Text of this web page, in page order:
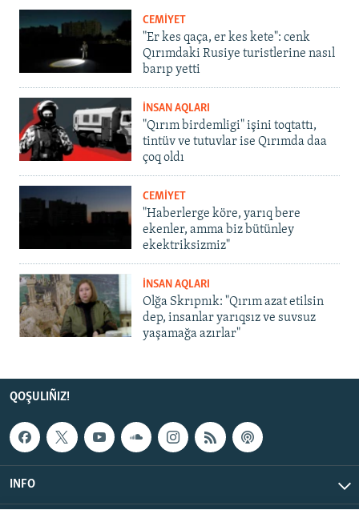
CEMİYET
"Er kes qaça, er kes kete": cenk
Qırımdaki Rusiye turistlerine nasıl
barıp yetti
İNSAN AQLARI
"Qırım birdemligi" işini toqtattı,
tintüv ve tutuvlar ise Qırımda daa
çoq oldı
CEMİYET
"Haberlerge köre, yarıq bere
ekenler, amma biz bütünley
ekektriksizmiz"
İNSAN AQLARI
Olğa Skrıpnık: "Qırım azat etilsin
dep, insanlar yarıqsız ve suvsuz
yaşamağa azırlar"
QOŞULIÑIZ!
INFO